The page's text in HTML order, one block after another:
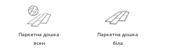
Паркетна дошка
ясен
Паркетна дошка
біла